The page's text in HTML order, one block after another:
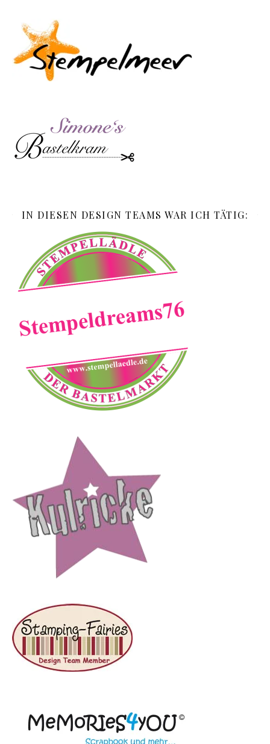
IN DIESEN DESIGN TEAMS WAR ICH TÄTIG: